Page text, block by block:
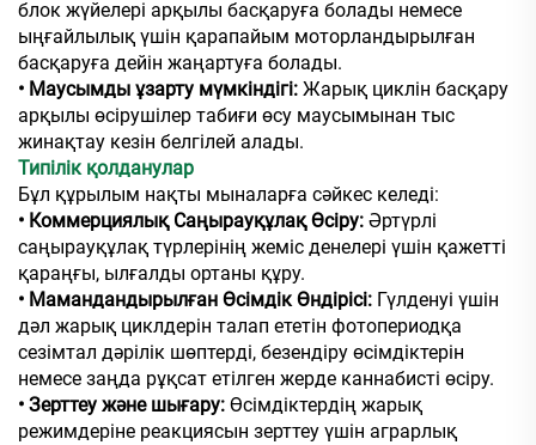
блок жүйелері арқылы басқаруға болады немесе
ыңғайлылық үшін қарапайым моторландырылған
басқаруға дейін жаңартуға болады.
• Маусымды ұзарту мүмкіндігі: Жарық циклін басқару
арқылы өсірушілер табиғи өсу маусымынан тыс
жинақтау кезін белгілей алады.
Типілік қолданулар
Бұл құрылым нақты мыналарға сәйкес келеді:
• Коммерциялық Саңырауқұлақ Өсіру: Әртүрлі
саңырауқұлақ түрлерінің жеміс денелері үшін қажетті
қараңғы, ылғалды ортаны құру.
• Мамандандырылған Өсімдік Өндірісі: Гүлденуі үшін
дәл жарық циклдерін талап ететін фотопериодқа
сезімтал дәрілік шөптерді, безендіру өсімдіктерін
немесе заңда рұқсат етілген жерде каннабисті өсіру.
• Зерттеу және шығару: Өсімдіктердің жарық
режимдеріне реакциясын зерттеу үшін аграрлық